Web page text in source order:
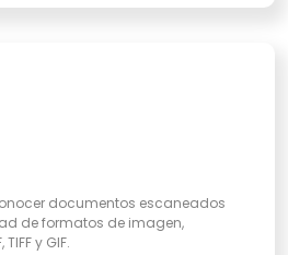
documentos escaneados
de formatos de imagen,
y GIF.